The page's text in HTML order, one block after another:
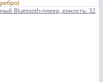
Bluetooth-плеер, емкость: 32